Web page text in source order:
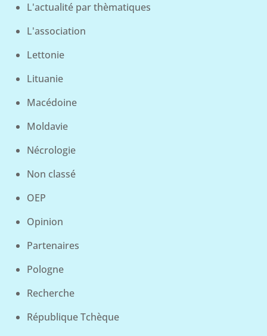
L'actualité par thèmatiques
L'association
Lettonie
Lituanie
Macédoine
Moldavie
Nécrologie
Non classé
OEP
Opinion
Partenaires
Pologne
Recherche
République Tchèque